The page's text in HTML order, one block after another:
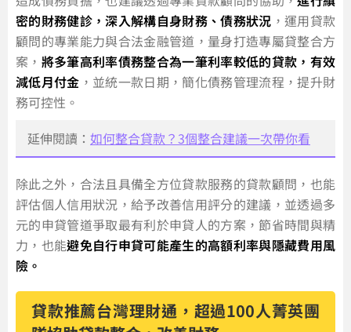
密的財務健診，深入解構自身財務、債務狀況 ，運用貸款
顧問的專業能力與合法金融管道，量身打造專屬貸整合方
案， 將多筆高利率債務整合為一筆利率較低的貸款，有效
減低月付金 ，並統一款日期，簡化債務管理流程，提升財
務可控性。
延伸閱讀： 如何整合貸款？3個整合建議一次帶你看
除此之外，合法且具備全方位貸款服務的貸款顧問，也能
評估個人信用狀況，給予改善信用評分的建議，並透過多
元的申貸管道爭取最有利於申貸人的方案，節省時間與精
力，也能避免自行申貸可能產生的高額利率與隱藏費用風
險。
貸款推薦台灣理財通，超過100人菁英團